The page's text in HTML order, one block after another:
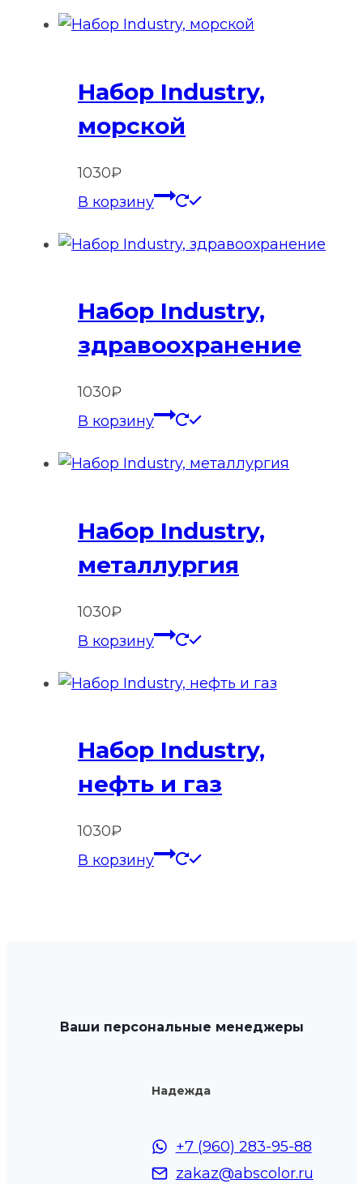
Набор Industry,
морской
1030₽
В корзину
Набор Industry,
здравоохранение
1030₽
В корзину
Набор Industry,
металлургия
1030₽
В корзину
Набор Industry,
нефть и газ
1030₽
В корзину
Ваши персональные менеджеры
Надежда
+7 (960) 283-95-88
zakaz@abscolor.ru